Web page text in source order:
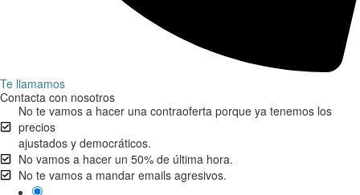
Te llamamos
Contacta con nosotros
No te vamos a hacer una contraoferta porque ya tenemos los
precios
ajustados y democráticos.
No vamos a hacer un 50% de última hora.
No te vamos a mandar emails agresivos.